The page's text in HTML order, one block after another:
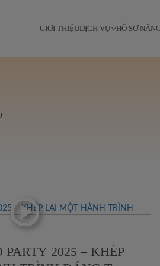
GIỚI THIỆUDỊCH VỤ HỒ SƠ
PARTY 2025 – KHÉP